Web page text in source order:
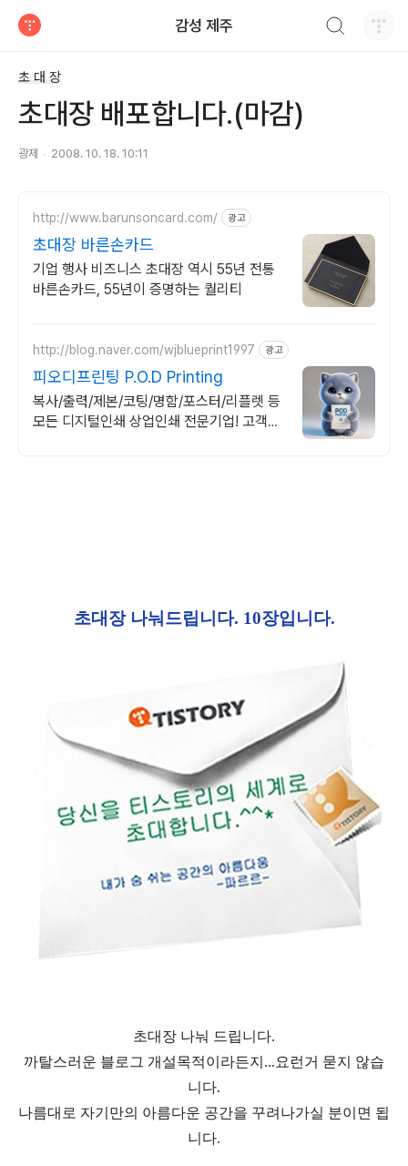
감성 제주
초 대 장
초대장 배포합니다.(마감)
광제 2008. 10. 18. 10:11
http://www.barunsoncard.com/ 광고
초대장 바른손카드
기업 행사 비즈니스 초대장 역시 55년 전통
바른손카드, 55년이 증명하는 퀄리티
http://blog.naver.com/wjblueprint1997 광고
피오디프린팅 P.O.D Printing
복사/출력/제본/코팅/명함/포스터/리플렛 등
모든 디지털인쇄 상업인쇄 전문기업! 고객만
초대장 나눠드립니다. 10장입니다.
초대장 나눠 드립니다.
까탈스러운 블로그 개설목적이라든지...요런거 묻지 않습
니다.
나름대로 자기만의 아름다운 공간을 꾸려나가실 분이면 됩
니다.